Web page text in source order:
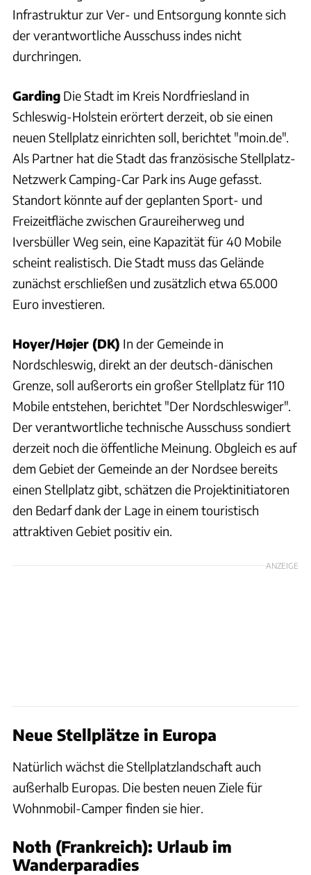
Infrastruktur zur Ver- und Entsorgung konnte sich
der verantwortliche Ausschuss indes nicht
durchringen.
Garding Die Stadt im Kreis Nordfriesland in
Schleswig-Holstein erörtert derzeit, ob sie einen
neuen Stellplatz einrichten soll, berichtet "moin.de".
Als Partner hat die Stadt das französische Stellplatz-
Netzwerk Camping-Car Park ins Auge gefasst.
Standort könnte auf der geplanten Sport- und
Freizeitfläche zwischen Graureiherweg und
Iversbüller Weg sein, eine Kapazität für 40 Mobile
scheint realistisch. Die Stadt muss das Gelände
zunächst erschließen und zusätzlich etwa 65.000
Euro investieren.
Hoyer/Højer (DK) In der Gemeinde in
Nordschleswig, direkt an der deutsch-dänischen
Grenze, soll außerorts ein großer Stellplatz für 110
Mobile entstehen, berichtet "Der Nordschleswiger".
Der verantwortliche technische Ausschuss sondiert
derzeit noch die öffentliche Meinung. Obgleich es auf
dem Gebiet der Gemeinde an der Nordsee bereits
einen Stellplatz gibt, schätzen die Projektinitiatoren
den Bedarf dank der Lage in einem touristisch
attraktiven Gebiet positiv ein.
ANZEIGE
Neue Stellplätze in Europa
Natürlich wächst die Stellplatzlandschaft auch
außerhalb Europas. Die besten neuen Ziele für
Wohnmobil-Camper finden sie hier.
Noth (Frankreich): Urlaub im
Wanderparadies